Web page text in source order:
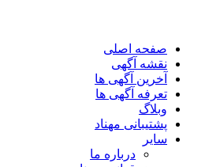
صفحه اصلی
نقشه آگهی
آخرین آگهی ها
تعرفه آگهی ها
وبلاگ
پشتیبانی مهناد
سایر
درباره ما